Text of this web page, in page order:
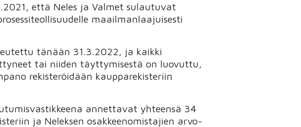
että Neles ja Valmet sulautuvat
maailmanlaajuisesti
tänään 31.3.2022, ja kaikki
tai niiden täyttymisestä on luovuttu,
rekisteröidään kaupparekisteriin
annettavat yhteensä 34
ja Neleksen osakkeenomistajien arvo-